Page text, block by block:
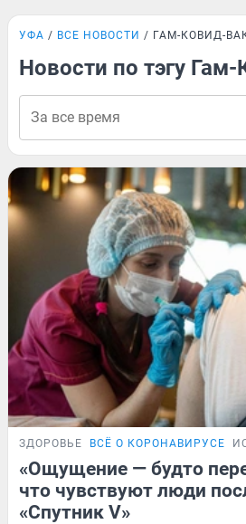
УФА ВСЕ НОВОСТИ ГАМ-КОВИД-
Новости по тэгу
ЗДОРОВЬЕ ВСЁ О КОРОНАВИРУСЕ
«Ощущение — будто
что чувствуют люди
«Спутник V»